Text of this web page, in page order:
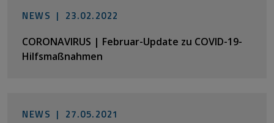
NEWS | 23.02.2022
CORONAVIRUS | Februar-Update zu COVID-19-
Hilfsmaßnahmen
NEWS | 27.05.2021